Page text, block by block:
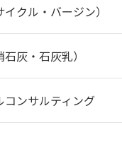
クル・バージン）
灰・石灰乳）
コンサルティング